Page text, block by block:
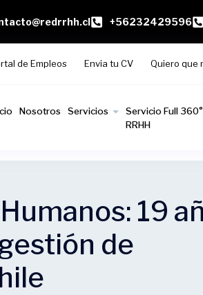
+56232429596
de Empleos Envia tu CV Quiero que
Nosotros Servicios
Servicio Full 360°
RRHH
19
de